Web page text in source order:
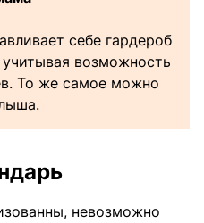
себе гардероб
возможность
То же самое можно
невозможно